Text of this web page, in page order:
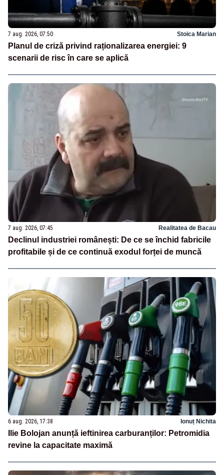
7 aug. 2026, 07:50 Stoica Marian
Planul de criză privind raționalizarea energiei: 9
scenarii de risc în care se aplică
7 aug. 2026, 07:45 Realitatea de Bacau
Declinul industriei românești: De ce se închid fabricile
profitabile și de ce continuă exodul forței de muncă
6 aug. 2026, 17:38 Ionuț Nichita
Ilie Bolojan anunță ieftinirea carburanților: Petromidia
revine la capacitate maximă